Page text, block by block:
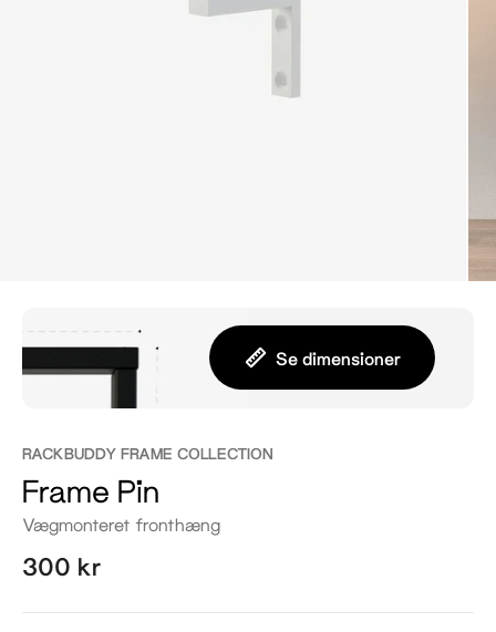
Se dimensioner
RACKBUDDY FRAME COLLECTION
Frame Pin
Vægmonteret fronthæng
300 kr